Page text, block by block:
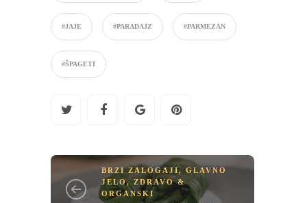
#JAJE #PARADAJZ #PARMEZAN
#ŠPAGETI
BRZI ZALOGAJI,GLAVNO
JELO,ZDRAVO &
ORGANSKI